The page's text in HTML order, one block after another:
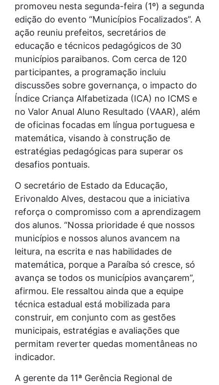
promoveu nesta segunda-feira (1º) a segunda
edição do evento “Municípios Focalizados”. A
ação reuniu prefeitos, secretários de
educação e técnicos pedagógicos de 30
municípios paraibanos. Com cerca de 120
participantes, a programação incluiu
discussões sobre governança, o impacto do
Índice Criança Alfabetizada (ICA) no ICMS e
no Valor Anual Aluno Resultado (VAAR), além
de oficinas focadas em língua portuguesa e
matemática, visando à construção de
estratégias pedagógicas para superar os
desafios pontuais.
O secretário de Estado da Educação,
Erivonaldo Alves, destacou que a iniciativa
reforça o compromisso com a aprendizagem
dos alunos. “Nossa prioridade é que nossos
municípios e nossos alunos avancem na
leitura, na escrita e nas habilidades de
matemática, porque a Paraíba só cresce, só
avança se todos os municípios avançarem”,
afirmou. Ele ressaltou ainda que a equipe
técnica estadual está mobilizada para
construir, em conjunto com as gestões
municipais, estratégias e avaliações que
permitam reverter quedas momentâneas no
indicador.
A gerente da 11ª Gerência Regional de